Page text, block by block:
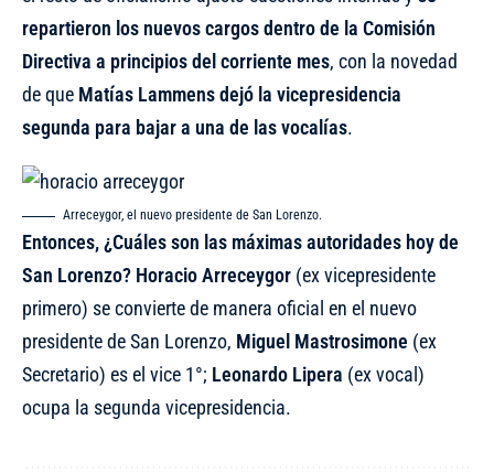
repartieron los nuevos cargos dentro de la Comisión
Directiva a principios del corriente mes, con la novedad
de que Matías Lammens dejó la vicepresidencia
segunda para bajar a una de las vocalías.
Arreceygor, el nuevo presidente de San Lorenzo.
Entonces, ¿Cuáles son las máximas autoridades hoy de
San Lorenzo? Horacio Arreceygor (ex vicepresidente
primero) se convierte de manera oficial en el nuevo
presidente de San Lorenzo, Miguel Mastrosimone (ex
Secretario) es el vice 1°; Leonardo Lipera (ex vocal)
ocupa la segunda vicepresidencia.